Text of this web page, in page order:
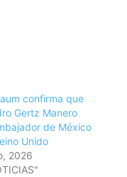
confirma que
Gertz Manero
de México
Unido
2026